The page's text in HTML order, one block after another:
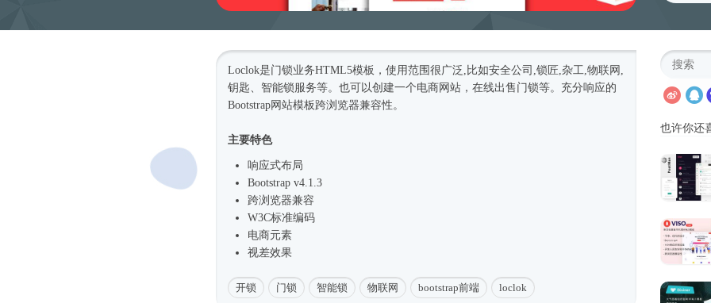
Loclok是门锁业务HTML5模板 ，使用范围很广泛,比如安全公司,锁匠,杂工,物联网,
钥匙、智能锁服务等。也可以创建一个电商网站，在线出售门锁等。充分响应的
Bootstrap网站模板跨浏览器兼容性。
主要特色
响应式布局
Bootstrap v4.1.3
跨浏览器兼容
W3C标准编码
电商元素
视差效果
开锁 门锁 智能锁 物联网 bootstrap前端 loclok
也许你还